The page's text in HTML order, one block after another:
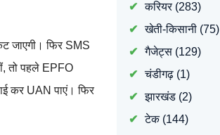
जाएगी। फिर SMS
तो पहले EPFO
कर UAN पाएं। फिर
करियर(283)
खेती-किसानी(75)
गैजेट्स(129)
चंडीगढ़(1)
झारखंड(2)
टेक(144)